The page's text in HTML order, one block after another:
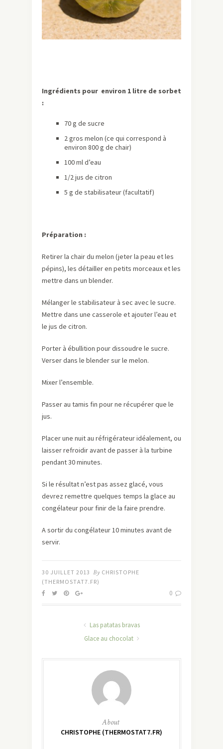
Ingrédients pour environ 1 litre de sorbet
:
70 g de sucre
2 gros melon (ce qui correspond à
environ 800 g de chair)
100 ml d’eau
1/2 jus de citron
5 g de stabilisateur (facultatif)
Préparation :
Retirer la chair du melon (jeter la peau et les
pépins), les détailler en petits morceaux et les
mettre dans un blender.
Mélanger le stabilisateur à sec avec le sucre.
Mettre dans une casserole et ajouter l’eau et
le jus de citron.
Porter à ébullition pour dissoudre le sucre.
Verser dans le blender sur le melon.
Mixer l’ensemble.
Passer au tamis fin pour ne récupérer que le
jus.
Placer une nuit au réfrigérateur idéalement, ou
laisser refroidir avant de passer à la turbine
pendant 30 minutes.
Si le résultat n’est pas assez glacé, vous
devrez remettre quelques temps la glace au
congélateur pour finir de la faire prendre.
A sortir du congélateur 10 minutes avant de
servir.
30 JUILLET 2013 By CHRISTOPHE
(THERMOSTAT7.FR)
0
Las patatas bravas
Glace au chocolat
About
CHRISTOPHE (THERMOSTAT7.FR)